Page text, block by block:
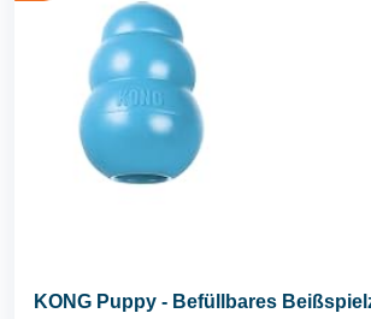
KONG Puppy - Befüllbares